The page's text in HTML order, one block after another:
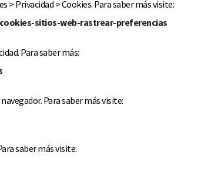
Privacidad > Cookies. Para saber más visite:
sitios-web-rastrear-preferencias
Para saber más:
Para saber más visite:
saber más visite: